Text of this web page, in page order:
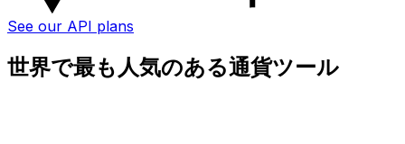
See our API plans
世界で最も人気のある通貨ツール